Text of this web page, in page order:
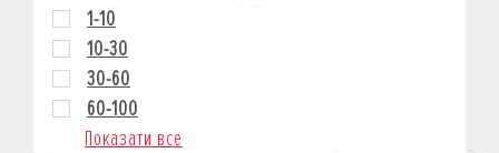
1-10
10-30
30-60
60-100
Показати все